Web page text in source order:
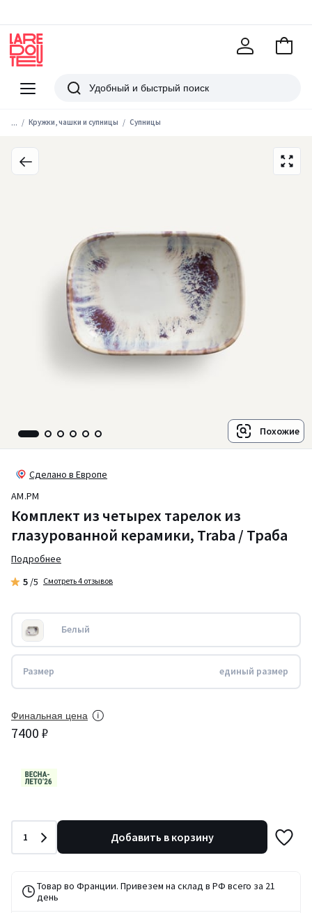
Меню
Redoute
Поиск
В
... Кружки, чашки и супницы Супницы
Похожие
Сделано в Европе
AM.PM
Комплект из четырех тарелок из
глазурованной керамики, Traba / Траба
Подробнее
5 /5 Смотреть 4 отзывов
Белый
Размер единый размер
Финальная цена
7400 ₽
Количество
1 Добавить в корзину
Товар во Франции. Привезем на склад в РФ всего за 21
день